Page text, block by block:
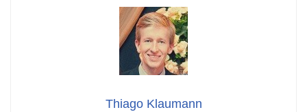
Thiago Klaumann